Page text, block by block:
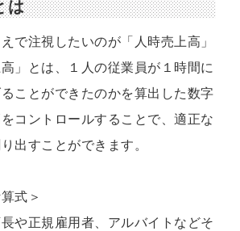
は
で注視したいのが「人時売上高」
」とは、１人の従業員が１時間に
ことができたのかを算出した数字
コントロールすることで、適正な
出すことができます。
式＞
や正規雇用者、アルバイトなどそ